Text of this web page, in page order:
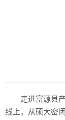
走进富源县
线上，从硕大密